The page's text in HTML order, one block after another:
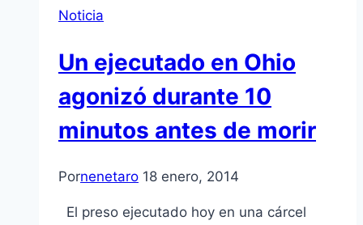
Noticia
Un ejecutado en Ohio
agonizó durante 10
minutos antes de morir
Pornenetaro 18 enero, 2014
El preso ejecutado hoy en una cárcel